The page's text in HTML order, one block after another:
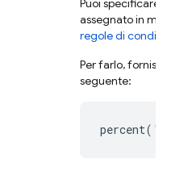
Puoi specificare un
assegnato in modo
regole di condizione
Per farlo, fornisci il
seguente: